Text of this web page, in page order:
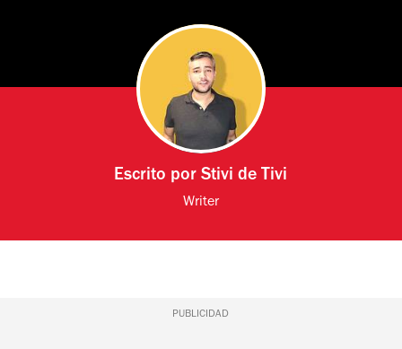
Escrito porStivi de Tivi
Writer
PUBLICIDAD